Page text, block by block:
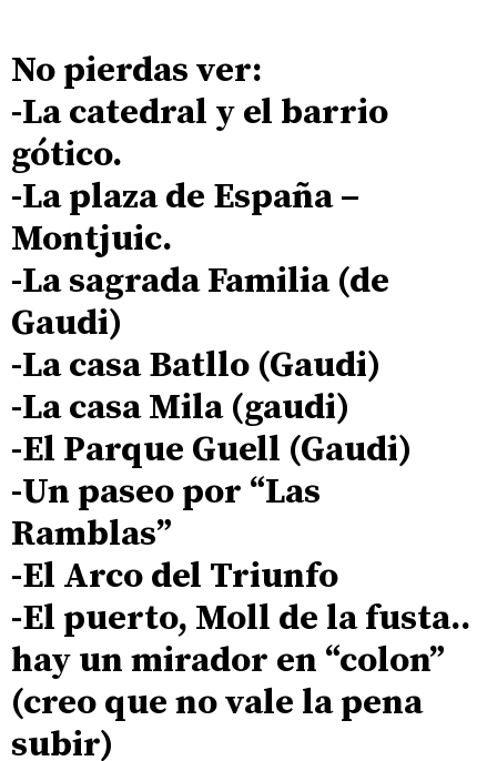
No pierdas ver:
-La catedral y el barrio
gótico.
-La plaza de España –
Montjuic.
-La sagrada Familia (de
Gaudi)
-La casa Batllo (Gaudi)
-La casa Mila (gaudi)
-El Parque Guell (Gaudi)
-Un paseo por “Las
Ramblas”
-El Arco del Triunfo
-El puerto, Moll de la fusta..
hay un mirador en “colon”
(creo que no vale la pena
subir)